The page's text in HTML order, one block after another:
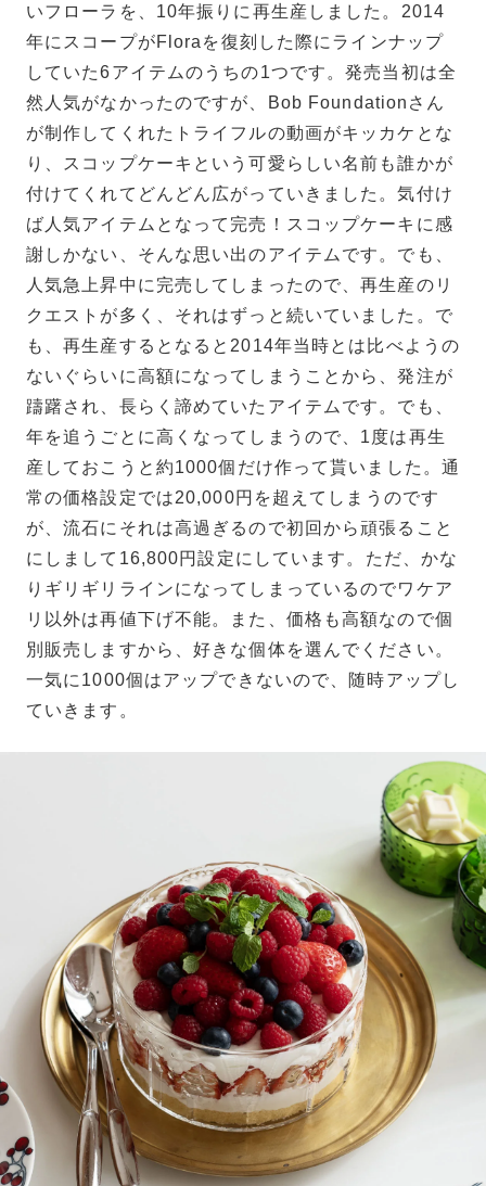
いフローラを、10年振りに再生産しました。2014
年にスコープがFloraを復刻した際にラインナップ
していた6アイテムのうちの1つです。発売当初は全
然人気がなかったのですが、Bob Foundationさん
が制作してくれたトライフルの動画がキッカケとな
り、スコップケーキという可愛らしい名前も誰かが
付けてくれてどんどん広がっていきました。気付け
ば人気アイテムとなって完売！スコップケーキに感
謝しかない、そんな思い出のアイテムです。でも、
人気急上昇中に完売してしまったので、再生産のリ
クエストが多く、それはずっと続いていました。で
も、再生産するとなると2014年当時とは比べようの
ないぐらいに高額になってしまうことから、発注が
躊躇され、長らく諦めていたアイテムです。でも、
年を追うごとに高くなってしまうので、1度は再生
産しておこうと約1000個だけ作って貰いました。通
常の価格設定では20,000円を超えてしまうのです
が、流石にそれは高過ぎるので初回から頑張ること
にしまして16,800円設定にしています。ただ、かな
りギリギリラインになってしまっているのでワケア
リ以外は再値下げ不能。また、価格も高額なので個
別販売しますから、好きな個体を選んでください。
一気に1000個はアップできないので、随時アップし
ていきます。